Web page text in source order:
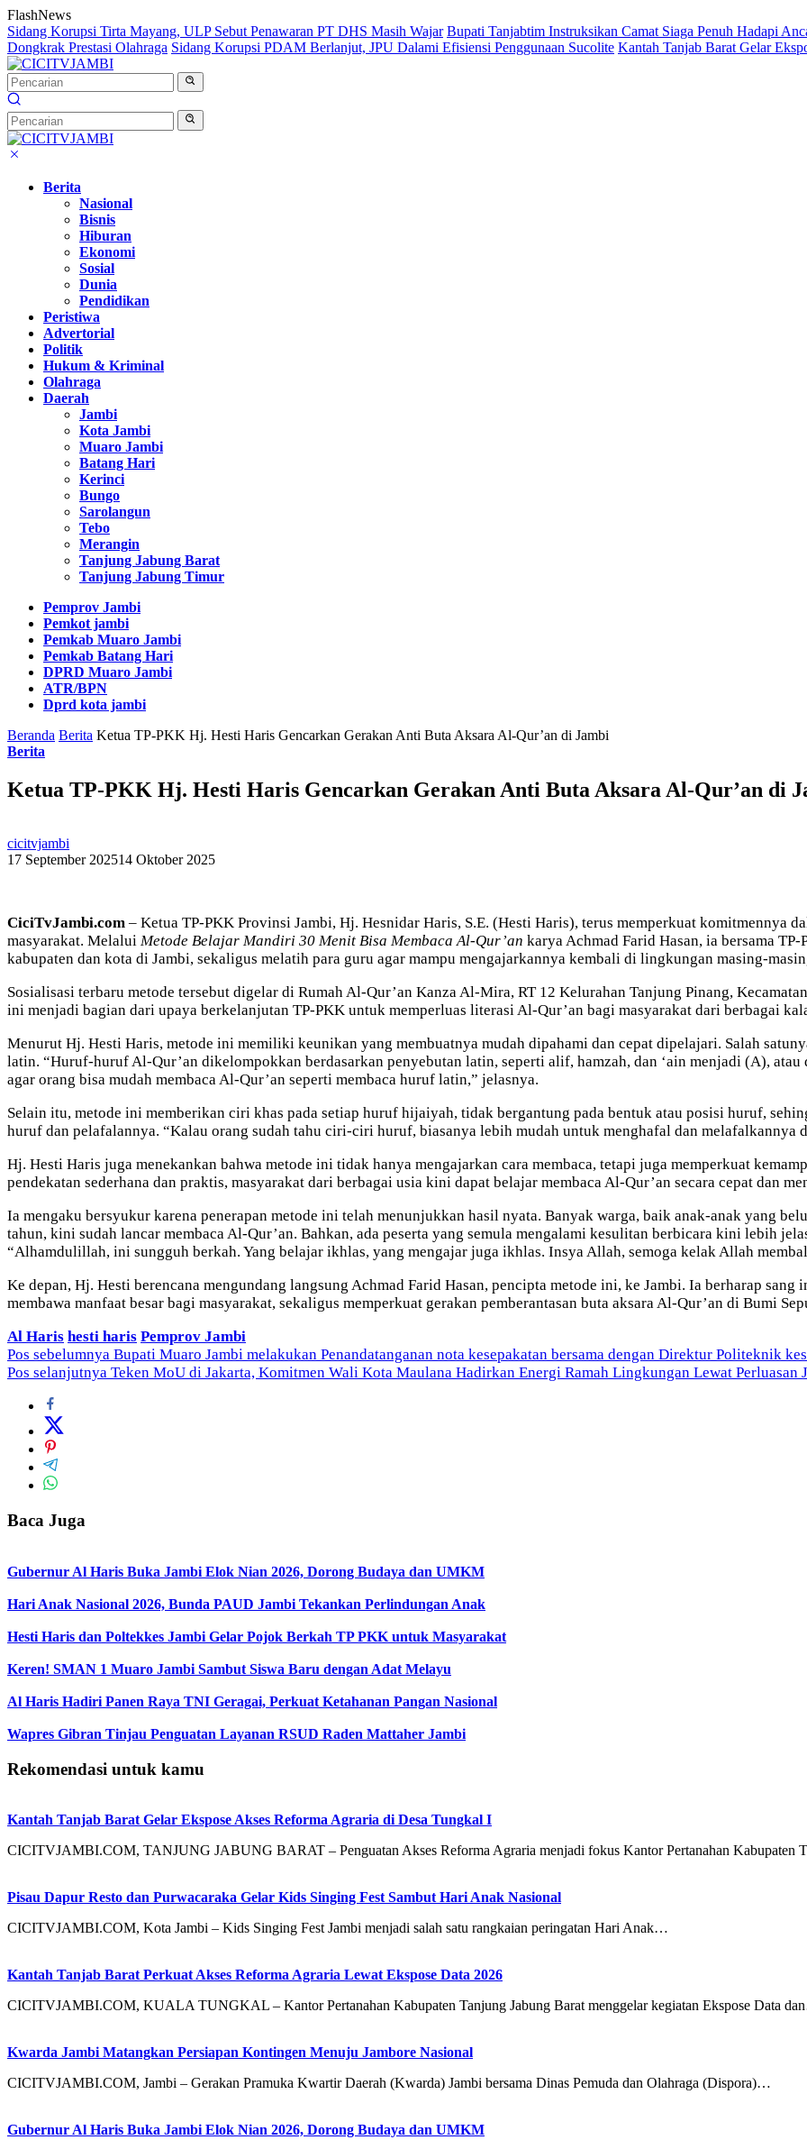
Langsung
ke
konten
FlashNews
Sidang Korupsi Tirta Mayang, ULP Sebut Penawaran PT DHS Masih Wajar Bupati Tanjabtim Instruksikan Camat Siaga Penuh Hadapi
Dongkrak Prestasi Olahraga Sidang Korupsi PDAM Berlanjut, JPU Dalami Efisiensi Penggunaan Sucolite Kantah Tanjab Barat Gelar
Berita
Nasional
Bisnis
Hiburan
Ekonomi
Sosial
Dunia
Pendidikan
Peristiwa
Advertorial
Politik
Hukum & Kriminal
Olahraga
Daerah
Jambi
Kota Jambi
Muaro Jambi
Batang Hari
Kerinci
Bungo
Sarolangun
Tebo
Merangin
Tanjung Jabung Barat
Tanjung Jabung Timur
Pemprov Jambi
Pemkot jambi
Pemkab Muaro Jambi
Pemkab Batang Hari
DPRD Muaro Jambi
ATR/BPN
Dprd kota jambi
Beranda Berita Ketua TP-PKK Hj. Hesti Haris Gencarkan Gerakan Anti Buta Aksara Al-Qur’an di Jambi
Berita
Ketua TP-PKK Hj. Hesti Haris Gencarkan Gerakan Anti Buta Aksara Al-Qur’an di
cicitvjambi
17 September 202514 Oktober 2025
CiciTvJambi.com – Ketua TP-PKK Provinsi Jambi, Hj. Hesnidar Haris, S.E. (Hesti Haris), terus memperkuat komitmennya
masyarakat. Melalui Metode Belajar Mandiri 30 Menit Bisa Membaca Al-Qur’an karya Achmad Farid Hasan, ia bersama
kabupaten dan kota di Jambi, sekaligus melatih para guru agar mampu mengajarkannya kembali di lingkungan masing-
Sosialisasi terbaru metode tersebut digelar di Rumah Al-Qur’an Kanza Al-Mira, RT 12 Kelurahan Tanjung Pinang,
ini menjadi bagian dari upaya berkelanjutan TP-PKK untuk memperluas literasi Al-Qur’an bagi masyarakat dari berbagai
Menurut Hj. Hesti Haris, metode ini memiliki keunikan yang membuatnya mudah dipahami dan cepat dipelajari. Salah
latin. “Huruf-huruf Al-Qur’an dikelompokkan berdasarkan penyebutan latin, seperti alif, hamzah, dan ‘ain menjadi (A),
agar orang bisa mudah membaca Al-Qur’an seperti membaca huruf latin,” jelasnya.
Selain itu, metode ini memberikan ciri khas pada setiap huruf hijaiyah, tidak bergantung pada bentuk atau posisi huruf,
huruf dan pelafalannya. “Kalau orang sudah tahu ciri-ciri huruf, biasanya lebih mudah untuk menghafal dan melafalkannya
Hj. Hesti Haris juga menekankan bahwa metode ini tidak hanya mengajarkan cara membaca, tetapi juga memperkuat
pendekatan sederhana dan praktis, masyarakat dari berbagai usia kini dapat belajar membaca Al-Qur’an secara cepat dan
Ia mengaku bersyukur karena penerapan metode ini telah menunjukkan hasil nyata. Banyak warga, baik anak-anak yang
tahun, kini sudah lancar membaca Al-Qur’an. Bahkan, ada peserta yang semula mengalami kesulitan berbicara kini lebih
“Alhamdulillah, ini sungguh berkah. Yang belajar ikhlas, yang mengajar juga ikhlas. Insya Allah, semoga kelak Allah
Ke depan, Hj. Hesti berencana mengundang langsung Achmad Farid Hasan, pencipta metode ini, ke Jambi. Ia berharap
membawa manfaat besar bagi masyarakat, sekaligus memperkuat gerakan pemberantasan buta aksara Al-Qur’an di Bumi
Al Haris hesti haris Pemprov Jambi
Navigasi
pos
Pos sebelumnya Bupati Muaro Jambi melakukan Penandatanganan nota kesepakatan bersama dengan Direktur Politeknik
Pos selanjutnya Teken MoU di Jakarta, Komitmen Wali Kota Maulana Hadirkan Energi Ramah Lingkungan Lewat Perluasan
Baca Juga
Gubernur Al Haris Buka Jambi Elok Nian 2026, Dorong Budaya dan UMKM
Hari Anak Nasional 2026, Bunda PAUD Jambi Tekankan Perlindungan Anak
Hesti Haris dan Poltekkes Jambi Gelar Pojok Berkah TP PKK untuk Masyarakat
Keren! SMAN 1 Muaro Jambi Sambut Siswa Baru dengan Adat Melayu
Al Haris Hadiri Panen Raya TNI Geragai, Perkuat Ketahanan Pangan Nasional
Wapres Gibran Tinjau Penguatan Layanan RSUD Raden Mattaher Jambi
Rekomendasi untuk kamu
Kantah Tanjab Barat Gelar Ekspose Akses Reforma Agraria di Desa Tungkal I
CICITVJAMBI.COM, TANJUNG JABUNG BARAT – Penguatan Akses Reforma Agraria menjadi fokus Kantor Pertanahan Kabupaten
Pisau Dapur Resto dan Purwacaraka Gelar Kids Singing Fest Sambut Hari Anak Nasional
CICITVJAMBI.COM, Kota Jambi – Kids Singing Fest Jambi menjadi salah satu rangkaian peringatan Hari Anak…
Kantah Tanjab Barat Perkuat Akses Reforma Agraria Lewat Ekspose Data 2026
CICITVJAMBI.COM, KUALA TUNGKAL – Kantor Pertanahan Kabupaten Tanjung Jabung Barat menggelar kegiatan Ekspose Data
Kwarda Jambi Matangkan Persiapan Kontingen Menuju Jambore Nasional
CICITVJAMBI.COM, Jambi – Gerakan Pramuka Kwartir Daerah (Kwarda) Jambi bersama Dinas Pemuda dan Olahraga (Dispora)…
Gubernur Al Haris Buka Jambi Elok Nian 2026, Dorong Budaya dan UMKM